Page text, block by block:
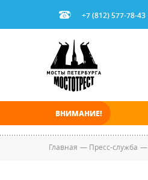
+7 (812) 577-78-43
ВНИМАНИЕ!
Главная — Пресс-служба —